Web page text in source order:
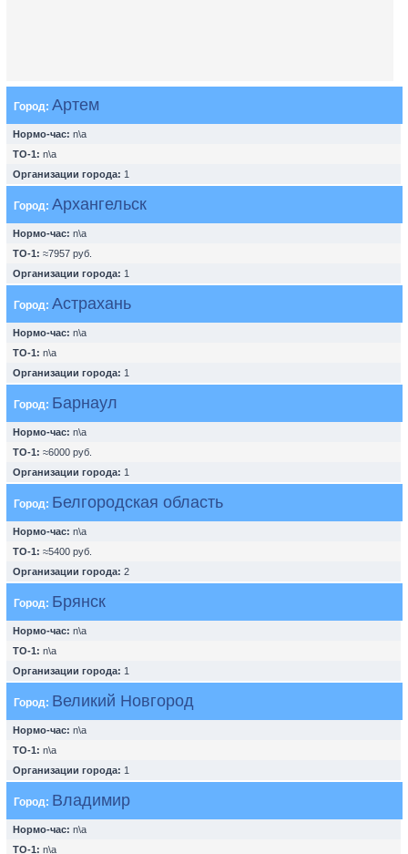
Город: Артем
Нормо-час: n\a
ТО-1: n\a
Организации города: 1
Город: Архангельск
Нормо-час: n\a
ТО-1: ≈7957 руб.
Организации города: 1
Город: Астрахань
Нормо-час: n\a
ТО-1: n\a
Организации города: 1
Город: Барнаул
Нормо-час: n\a
ТО-1: ≈6000 руб.
Организации города: 1
Город: Белгородская область
Нормо-час: n\a
ТО-1: ≈5400 руб.
Организации города: 2
Город: Брянск
Нормо-час: n\a
ТО-1: n\a
Организации города: 1
Город: Великий Новгород
Нормо-час: n\a
ТО-1: n\a
Организации города: 1
Город: Владимир
Нормо-час: n\a
ТО-1: n\a